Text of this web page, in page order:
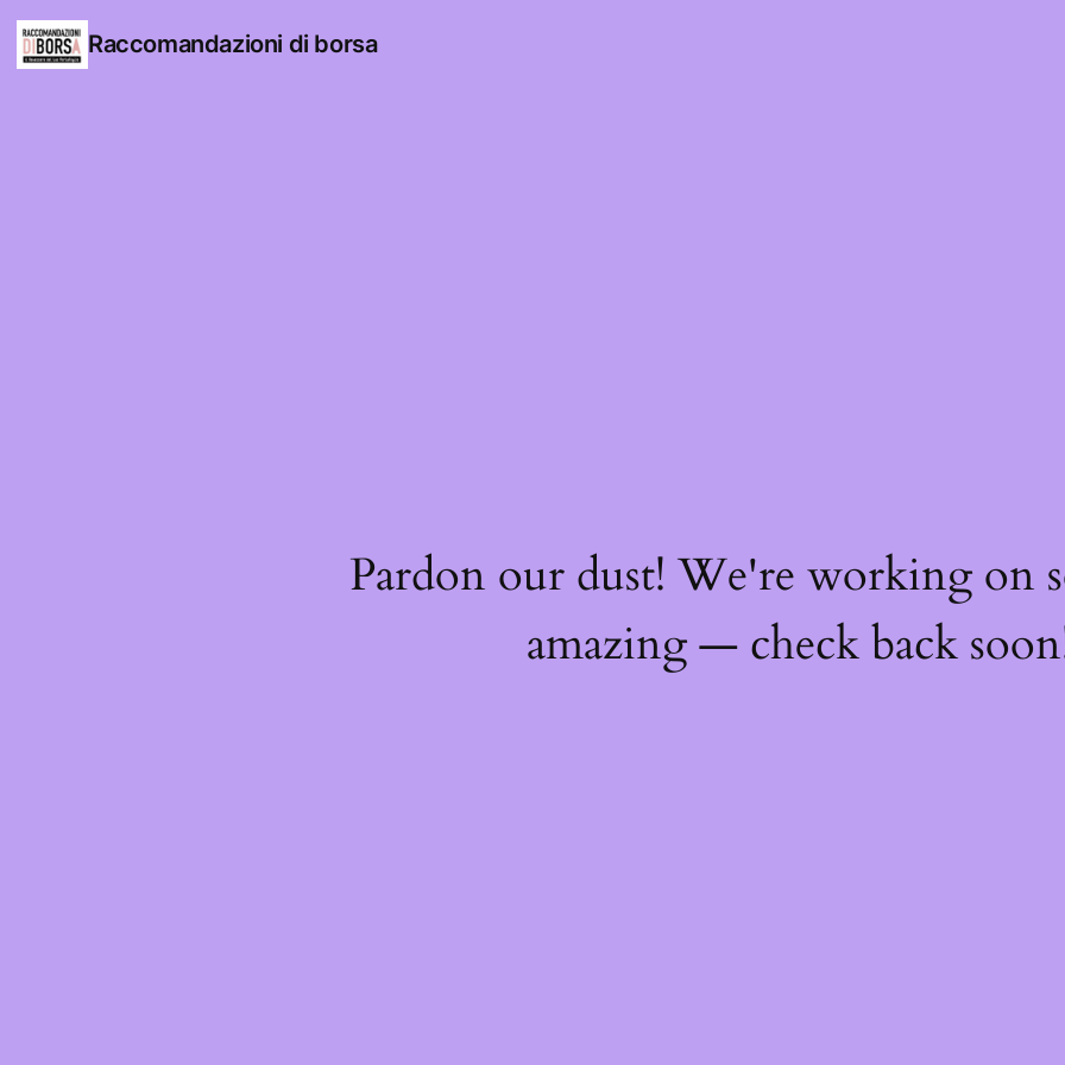
Raccomandazioni di borsa
Pardon our dust! We're working on
amazing — check back